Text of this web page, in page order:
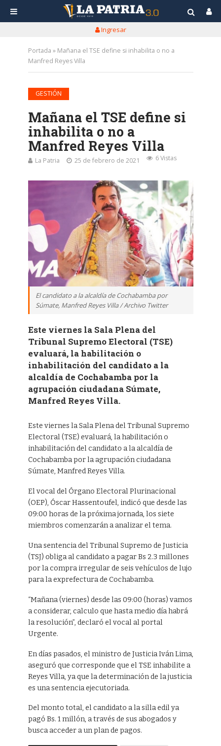
Ingresar
Portada » Mañana el TSE define si inhabilita o no a
Manfred Reyes Villa
GESTIÓN
Mañana el TSE define si
inhabilita o no a
Manfred Reyes Villa
La Patria 25 de febrero de 2021 6 Vistas
El candidato a la alcaldía de Cochabamba por
Súmate, Manfred Reyes Villa / Archivo Twitter
Este viernes la Sala Plena del
Tribunal Supremo Electoral (TSE)
evaluará, la habilitación o
inhabilitación del candidato a la
alcaldía de Cochabamba por la
agrupación ciudadana Súmate,
Manfred Reyes Villa.
Este viernes la Sala Plena del Tribunal Supremo
Electoral (TSE) evaluará, la habilitación o
inhabilitación del candidato a la alcaldía de
Cochabamba por la agrupación ciudadana
Súmate, Manfred Reyes Villa.
El vocal del Órgano Electoral Plurinacional
(OEP), Óscar Hassentoufel, indicó que desde las
09:00 horas de la próxima jornada, los siete
miembros comenzarán a analizar el tema.
Una sentencia del Tribunal Supremo de Justicia
(TSJ) obliga al candidato a pagar Bs 2.3 millones
por la compra irregular de seis vehículos de lujo
para la exprefectura de Cochabamba.
“Mañana (viernes) desde las 09:00 (horas) vamos
a considerar, calculo que hasta medio día habrá
la resolución”, declaró el vocal al portal
Urgente.
En días pasados, el ministro de Justicia Iván Lima,
aseguró que corresponde que el TSE inhabilite a
Reyes Villa, ya que la determinación de la justicia
es una sentencia ejecutoriada.
Del monto total, el candidato a la silla edil ya
pagó Bs. 1 millón, a través de sus abogados y
busca acceder a un plan de pagos.